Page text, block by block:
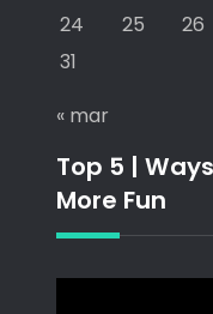
24
25 26
31
« mar
Top 5 |
More Fun